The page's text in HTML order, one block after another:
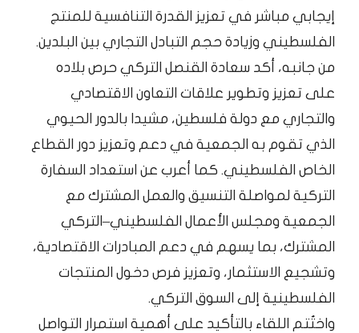
إيجابي مباشر في تعزيز القدرة التنافسية للمنتج
الفلسطيني وزيادة حجم التبادل التجاري بين البلدين.
من جانبه، أكد سعادة القنصل التركي حرص بلاده
على تعزيز وتطوير علاقات التعاون الاقتصادي
والتجاري مع دولة فلسطين، مشيدا بالدور الحيوي
الذي تقوم به الجمعية في دعم وتعزيز دور القطاع
الخاص الفلسطيني. كما أعرب عن استعداد السفارة
التركية لمواصلة التنسيق والعمل المشترك مع
الجمعية ومجلس الأعمال الفلسطيني–التركي
المشترك، بما يسهم في دعم المبادرات الاقتصادية،
وتشجيع الاستثمار، وتعزيز فرص دخول المنتجات
الفلسطينية إلى السوق التركي.
واختُتم اللقاء بالتأكيد على أهمية استمرار التواصل